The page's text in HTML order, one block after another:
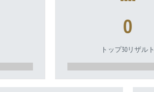
0
トップ30リザルト